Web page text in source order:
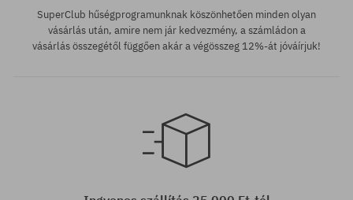
Elérhető méretek:
SuperClub hűségprogramunknak köszönhetően minden olyan
vásárlás után, amire nem jár kedvezmény, a számládon a
vásárlás összegétől függően akár a végösszeg 12%-át jóváírjuk!